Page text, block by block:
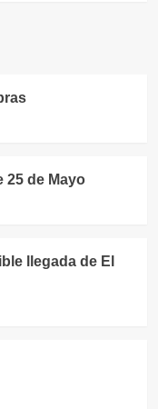
25 de Mayo
llegada de El